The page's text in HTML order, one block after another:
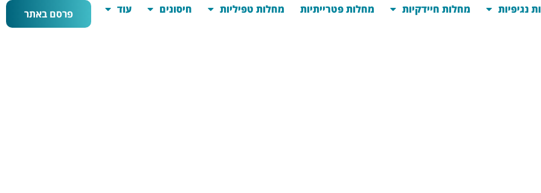
נגיפיות מחלות חיידקיות מחלות פטרייתיות מחלות טפיליות חיסונים עוד פרסם באתר